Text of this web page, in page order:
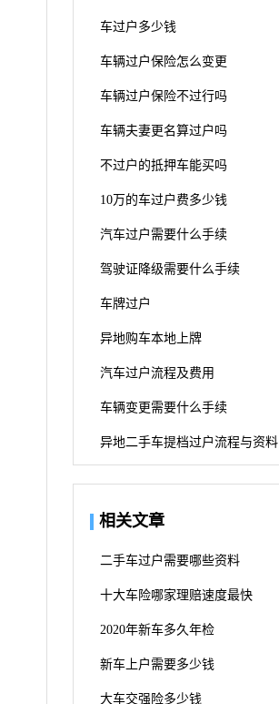
车过户多少钱
车辆过户保险怎么变更
车辆过户保险不过行吗
车辆夫妻更名算过户吗
不过户的抵押车能买吗
10万的车过户费多少钱
汽车过户需要什么手续
驾驶证降级需要什么手续
车牌过户
异地购车本地上牌
汽车过户流程及费用
车辆变更需要什么手续
异地二手车提档过户流程与资料
相关文章
二手车过户需要哪些资料
十大车险哪家理赔速度最快
2020年新车多久年检
新车上户需要多少钱
大车交强险多少钱